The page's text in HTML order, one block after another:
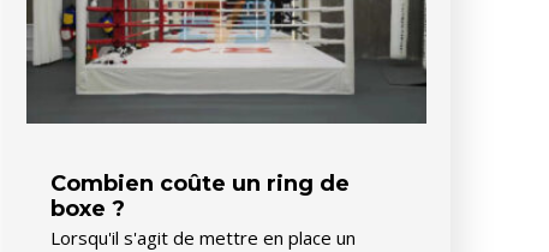
Combien coûte un ring de
boxe ?
Lorsqu'il s'agit de mettre en place un